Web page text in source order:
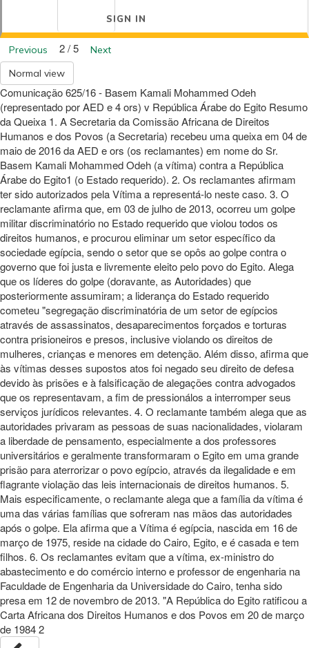
SIGN IN
Previous 2 / 5
Next
Normal view
Comunicação 625/16 - Basem Kamali Mohammed Odeh
(representado por AED e 4 ors) v República Árabe do Egito Resumo
da Queixa 1. A Secretaria da Comissão Africana de Direitos
Humanos e dos Povos (a Secretaria) recebeu uma queixa em 04 de
maio de 2016 da AED e ors (os reclamantes) em nome do Sr.
Basem Kamali Mohammed Odeh (a vítima) contra a República
Árabe do Egito1 (o Estado requerido). 2. Os reclamantes afirmam
ter sido autorizados pela Vítima a representá-lo neste caso. 3. O
reclamante afirma que, em 03 de julho de 2013, ocorreu um golpe
militar discriminatório no Estado requerido que violou todos os
direitos humanos, e procurou eliminar um setor específico da
sociedade egípcia, sendo o setor que se opôs ao golpe contra o
governo que foi justa e livremente eleito pelo povo do Egito. Alega
que os líderes do golpe (doravante, as Autoridades) que
posteriormente assumiram; a liderança do Estado requerido
cometeu "segregação discriminatória de um setor de egípcios
através de assassinatos, desaparecimentos forçados e torturas
contra prisioneiros e presos, inclusive violando os direitos de
mulheres, crianças e menores em detenção. Além disso, afirma que
às vítimas desses supostos atos foi negado seu direito de defesa
devido às prisões e à falsificação de alegações contra advogados
que os representavam, a fim de pressionálos a interromper seus
serviços jurídicos relevantes. 4. O reclamante também alega que as
autoridades privaram as pessoas de suas nacionalidades, violaram
a liberdade de pensamento, especialmente a dos professores
universitários e geralmente transformaram o Egito em uma grande
prisão para aterrorizar o povo egípcio, através da ilegalidade e em
flagrante violação das leis internacionais de direitos humanos. 5.
Mais especificamente, o reclamante alega que a família da vítima é
uma das várias famílias que sofreram nas mãos das autoridades
após o golpe. Ela afirma que a Vítima é egípcia, nascida em 16 de
março de 1975, reside na cidade do Cairo, Egito, e é casada e tem
filhos. 6. Os reclamantes evitam que a vítima, ex-ministro do
abastecimento e do comércio interno e professor de engenharia na
Faculdade de Engenharia da Universidade do Cairo, tenha sido
presa em 12 de novembro de 2013. "A República do Egito ratificou a
Carta Africana dos Direitos Humanos e dos Povos em 20 de março
de 1984 2